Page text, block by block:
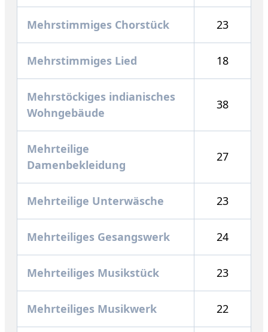
Mehrstimmiges Chorstück 23
Mehrstimmiges Lied 18
Mehrstöckiges indianisches
Wohngebäude
38
Mehrteilige
Damenbekleidung
27
Mehrteilige Unterwäsche 23
Mehrteiliges Gesangswerk 24
Mehrteiliges Musikstück 23
Mehrteiliges Musikwerk 22